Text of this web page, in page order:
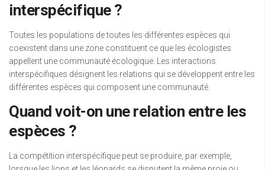
interspécifique ?
Toutes les populations de toutes les différentes espèces qui
coexistent dans une zone constituent ce que les écologistes
appellent une communauté écologique. Les interactions
interspécifiques désignent les relations qui se développent entre les
différentes espèces qui composent une communauté.
Quand voit-on une relation entre les
espèces ?
La compétition interspécifique peut se produire, par exemple,